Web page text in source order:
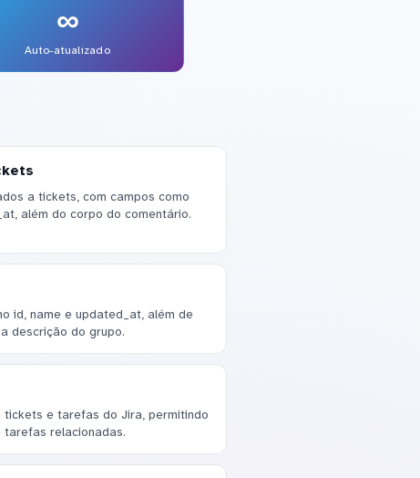
∞
Auto-atualizado
a tickets, com campos como
além do corpo do comentário.
id, name e updated_at, além de
descrição do grupo.
e tarefas do Jira, permitindo
relacionadas.